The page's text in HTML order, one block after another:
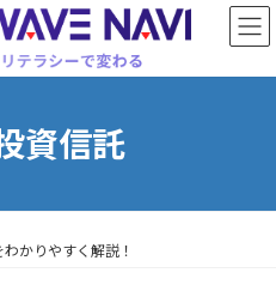
資信託
かりやすく解説！